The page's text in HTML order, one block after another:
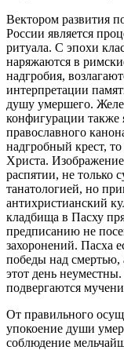
Вектором развития
России является
ритуала. С эпохи
наряжаются в
надгробия,
интерпретации
душу умершего.
конфигурации также
православного
надгробный крест,
Христа.
распятии, не только
танатологией, но
антихристианский
кладбища в Пасху
предписанию не
захоронений. Пасха
победы над смертью,
этот день
подвергаются
От правильного
упокоение души
соблюдение